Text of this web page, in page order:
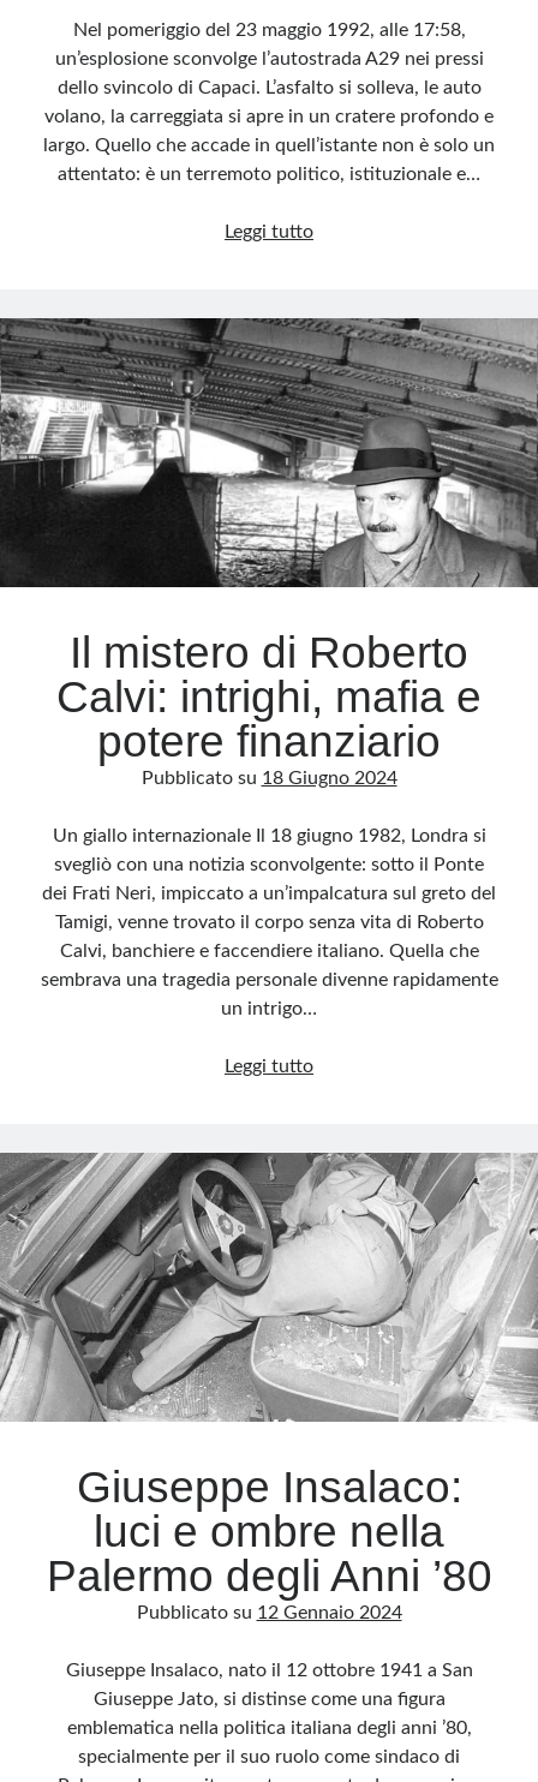
Nel pomeriggio del 23 maggio 1992, alle 17:58,
un’esplosione sconvolge l’autostrada A29 nei pressi
dello svincolo di Capaci. L’asfalto si solleva, le auto
volano, la carreggiata si apre in un cratere profondo e
largo. Quello che accade in quell’istante non è solo un
attentato: è un terremoto politico, istituzionale e…
Leggi tuttoLa
Capaci:
una
crepa
nella
Repubblica
Il mistero di Roberto
Calvi: intrighi, mafia e
potere finanziario
Pubblicato su 18 Giugno 2024
Un giallo internazionale Il 18 giugno 1982, Londra si
svegliò con una notizia sconvolgente: sotto il Ponte
dei Frati Neri, impiccato a un’impalcatura sul greto del
Tamigi, venne trovato il corpo senza vita di Roberto
Calvi, banchiere e faccendiere italiano. Quella che
sembrava una tragedia personale divenne rapidamente
un intrigo…
Leggi tuttoIl
Roberto
Calvi:
intrighi,
mafia
potere
finanziario
Giuseppe Insalaco:
luci e ombre nella
Palermo degli Anni ’80
Pubblicato su 12 Gennaio 2024
Giuseppe Insalaco, nato il 12 ottobre 1941 a San
Giuseppe Jato, si distinse come una figura
emblematica nella politica italiana degli anni ’80,
specialmente per il suo ruolo come sindaco di